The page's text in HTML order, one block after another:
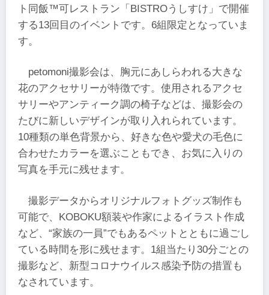
ト同飯™可レストラン「BISTROうしすけ」で開催
する13回目のイベントです。6組限定となっていま
す。
petomoni撮影会は、胸元にあしらわれる大きな
花のアクセサリーが特徴です。使用されるアクセ
サリーやアンティーク調の椅子などは、撮影会の
たびに新しいデザインが取り入れられています。
10種類の単色背景から、好きな色や愛犬の毛色に
合わせたカラーを選ぶこともでき、お気に入りの
写真を手元に残せます。
撮影データからオリジナルフォトグッズ制作も
可能で、KOBOKU額装や作家によるイラスト作成
など、“家族の一員”でもあるペットとともに過ごし
ている時間を形に残せます。1組当たり30分ごとの
撮影など、新型コロナウイルス感染予防の措置も
なされています。